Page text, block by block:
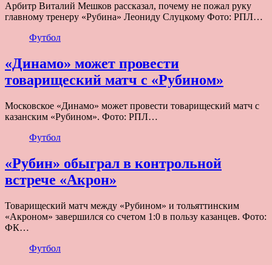
Арбитр Виталий Мешков рассказал, почему не пожал руку
главному тренеру «Рубина» Леониду Слуцкому Фото: РПЛ…
Футбол
«Динамо» может провести
товарищеский матч с «Рубином»
Московское «Динамо» может провести товарищеский матч с
казанским «Рубином». Фото: РПЛ…
Футбол
«Рубин» обыграл в контрольной
встрече «Акрон»
Товарищеский матч между «Рубином» и тольяттинским
«Акроном» завершился со счетом 1:0 в пользу казанцев. Фото:
ФК…
Футбол